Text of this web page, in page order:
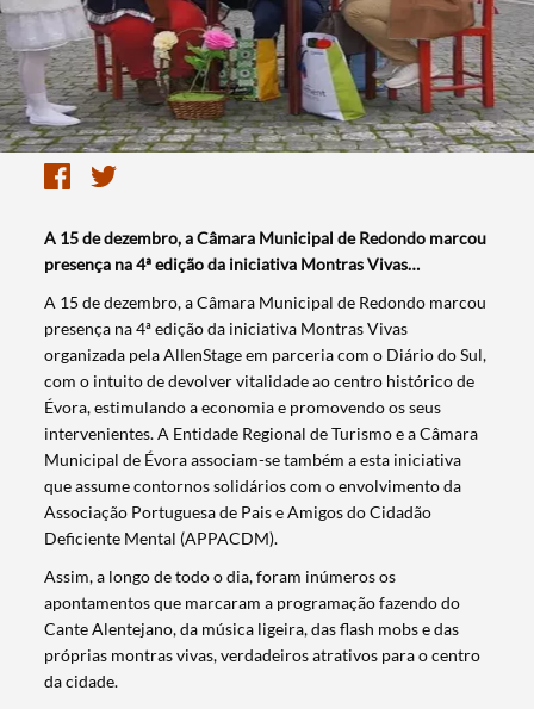
A 15 de dezembro, a Câmara Municipal de Redondo marcou
presença na 4ª edição da iniciativa Montras Vivas…
A 15 de dezembro, a Câmara Municipal de Redondo marcou
presença na 4ª edição da iniciativa Montras Vivas
organizada pela AllenStage em parceria com o Diário do Sul,
com o intuito de devolver vitalidade ao centro histórico de
Évora, estimulando a economia e promovendo os seus
intervenientes. A Entidade Regional de Turismo e a Câmara
Municipal de Évora associam-se também a esta iniciativa
que assume contornos solidários com o envolvimento da
Associação Portuguesa de Pais e Amigos do Cidadão
Deficiente Mental (APPACDM).
Assim, a longo de todo o dia, foram inúmeros os
apontamentos que marcaram a programação fazendo do
Cante Alentejano, da música ligeira, das flash mobs e das
próprias montras vivas, verdadeiros atrativos para o centro
da cidade.